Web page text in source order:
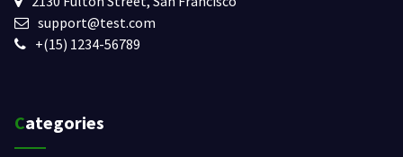
support@test.com
+(15) 1234-56789
Categories